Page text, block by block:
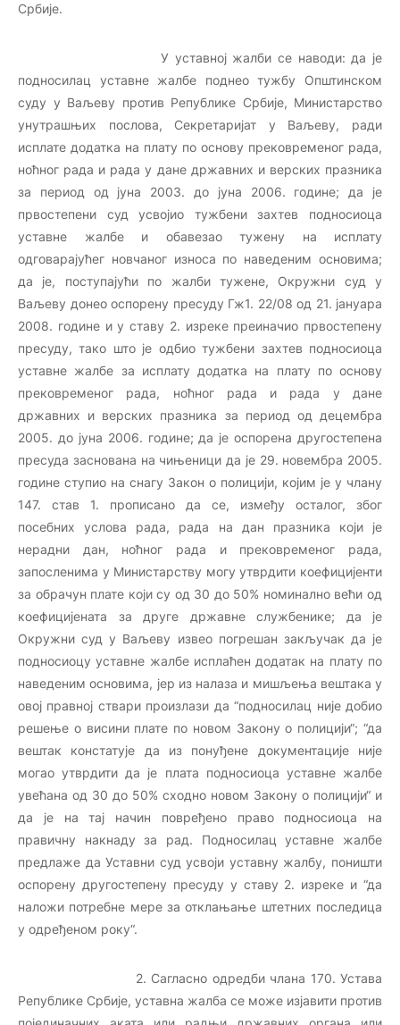
Србије.
У уставној жалби се наводи: да је
подносилац уставне жалбе поднео тужбу Општинском
суду у Ваљеву против Републике Србије, Министарство
унутрашњих послова, Секретаријат у Ваљеву, ради
исплате додатка на плату по основу прековременог рада,
ноћног рада и рада у дане државних и верских празника
за период од јуна 2003. до јуна 2006. године; да је
првостепени суд усвојио тужбени захтев подносиоца
уставне жалбе и обавезао тужену на исплату
одговарајућег новчаног износа по наведеним основима;
да је, поступајући по жалби тужене, Окружни суд у
Ваљеву донео оспорену пресуду Гж1. 22/08 од 21. јануара
2008. године и у ставу 2. изреке преиначио првостепену
пресуду, тако што је одбио тужбени захтев подносиоца
уставне жалбе за исплату додатка на плату по основу
прековременог рада, ноћног рада и рада у дане
државних и верских празника за период од децембра
2005. до јуна 2006. године; да је оспорена другостепена
пресуда заснована на чињеници да је 29. новембра 2005.
године ступио на снагу Закон о полицији, којим је у члану
147. став 1. прописано да се, између осталог, због
посебних услова рада, рада на дан празника који је
нерадни дан, ноћног рада и прековременог рада,
запосленима у Министарству могу утврдити коефицијенти
за обрачун плате који су од 30 до 50% номинално већи од
коефицијената за друге државне службенике; да је
Окружни суд у Ваљеву извео погрешан закључак да је
подносиоцу уставне жалбе исплаћен додатак на плату по
наведеним основима, јер из налаза и мишљења вештака у
овој правној ствари произлази да “подносилац није добио
решење о висини плате по новом Закону о полицији“; “да
вештак констатује да из понуђене документације није
могао утврдити да је плата подносиоца уставне жалбе
увећана од 30 до 50% сходно новом Закону о полицији“ и
да је на тај начин повређено право подносиоца на
правичну накнаду за рад. Подносилац уставне жалбе
предлаже да Уставни суд усвоји уставну жалбу, поништи
оспорену другостепену пресуду у ставу 2. изреке и “да
наложи потребне мере за отклањање штетних последица
у одређеном року“.
2. Сагласно одредби члана 170. Устава
Републике Србије, уставна жалба се може изјавити против